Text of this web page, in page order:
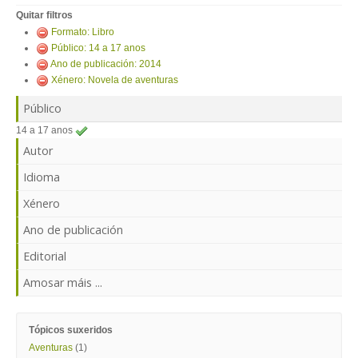
Quitar filtros
Formato: Libro
Público: 14 a 17 anos
Ano de publicación: 2014
Xénero: Novela de aventuras
Público
14 a 17 anos
Autor
Idioma
Xénero
Ano de publicación
Editorial
Amosar máis ...
Tópicos suxeridos
Aventuras (1)